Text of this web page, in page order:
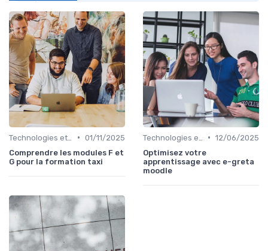
• 01/11/2025
Comprendre les modules F et
G pour la formation taxi
• 12/06/2025
Optimisez votre
apprentissage avec e-greta
moodle